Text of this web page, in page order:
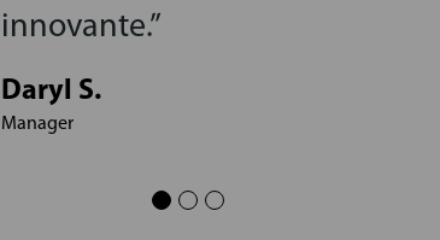
innovante.”
Daryl S.
Manager